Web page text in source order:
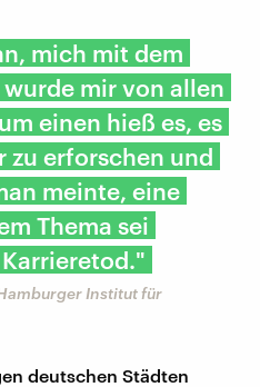
mich mit dem
wurde mir von allen
einen hieß es, es
zu erforschen und
meinte, eine
Thema sei
Institut für
deutschen Städten